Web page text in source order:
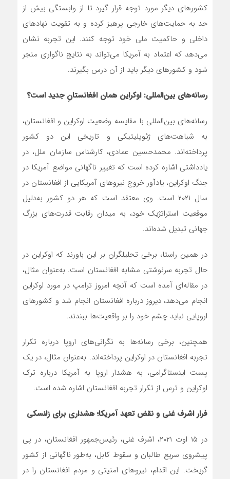
کشورهای دیگر مورد توجه قرار گیرد تا از وابستگی بیش از
حد به حمایت‌های خارجی پرهیز کرده و به تقویت نهادهای
داخلی و حاکمیت ملی خود توجه کنند. این تجربه نشان
می‌دهد که اعتماد به آمریکا می‌تواند به نتایج ناگواری منجر
شود و کشورهای دیگر باید از آن درس بگیرند.
رسانه‌های بین‌المللی: اوکراین همان افغانستانِ جدید است؟
رسانه‌های بین‌المللی با مقایسه وضعیت اوکراین و افغانستان،
به شباهت‌های ژئوپلیتیکی و تاریخی این دو کشور
پرداخته‌اند. محمدحسین عمادی، کارشناس سازمان ملل، در
یادداشتی اشاره کرده است که تغییر ناگهانی مواضع آمریکا در
جنگ اوکراین، یادآور خروج نیروهای آمریکایی از افغانستان در
سال ۲۰۲۱ است. وی معتقد است که هر دو کشور به‌دلیل
موقعیت استراتژیک خود، به میدان رقابت قدرت‌های بزرگ
جهانی تبدیل شده‌اند.
در همین راستا، برخی تحلیلگران بر این باورند که اوکراین در
حال تجربه سرنوشتی مشابه افغانستان است. به‌عنوان مثال،
در مقاله‌ای آمده است که آنچه امروز ترامپ در مورد اوکراین
انجام می‌دهد، دیروز درباره افغانستان انجام شد و کشورهای
اروپایی نباید چشم خود را بر واقعیت‌ها ببندند.
همچنین، برخی رسانه‌ها به نگرانی‌های اروپا درباره تکرار
تجربه افغانستان در اوکراین پرداخته‌اند. به‌عنوان مثال، در یک
پست اینستاگرامی، به هشدار اروپا به آمریکا درباره ترک
اوکراین و ترس از تکرار تجربه افغانستان اشاره شده است.
فرار اشرف غنی و نقض تعهد آمریکا؛ هشداری برای زلنسکی
در ۱۵ اوت ۲۰۲۱، اشرف غنی، رئیس‌جمهور افغانستان، در پی
پیشروی سریع طالبان و سقوط کابل، به‌طور ناگهانی از کشور
گریخت. این اقدام، نیروهای امنیتی و مردم افغانستان را در